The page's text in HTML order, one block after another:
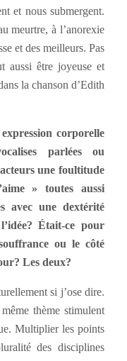
et nous submergent.
meurtre, à l’anorexie
et des meilleurs. Pas
aussi être joyeuse et
la chanson d’Edith
corporelle
parlées ou
une foultitude
» toutes aussi
avec une dextérité
Était-ce pour
ou le côté
Les deux?
si j’ose dire.
thème stimulent
Multiplier les points
des disciplines